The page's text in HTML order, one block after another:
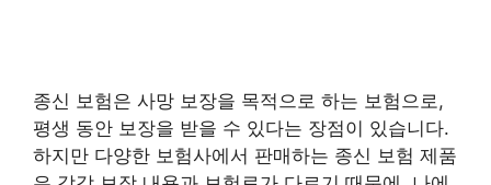
종신 보험은 사망 보장을 목적으로 하는 보험으로,
평생 동안 보장을 받을 수 있다는 장점이 있습니다.
하지만 다양한 보험사에서 판매하는 종신 보험 제품